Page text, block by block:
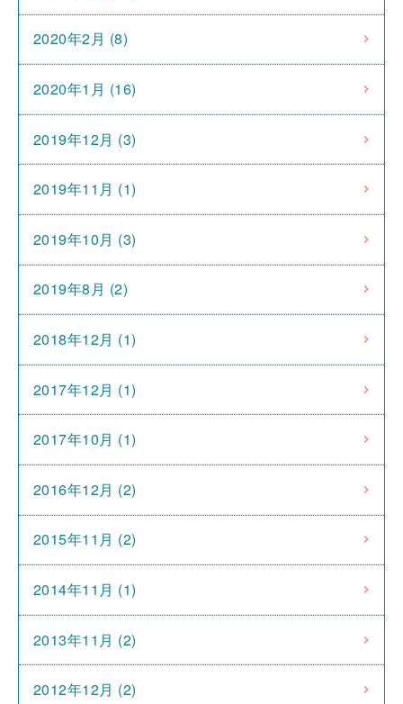
2020年2月 (8)
2020年1月 (16)
2019年12月 (3)
2019年11月 (1)
2019年10月 (3)
2019年8月 (2)
2018年12月 (1)
2017年12月 (1)
2017年10月 (1)
2016年12月 (2)
2015年11月 (2)
2014年11月 (1)
2013年11月 (2)
2012年12月 (2)